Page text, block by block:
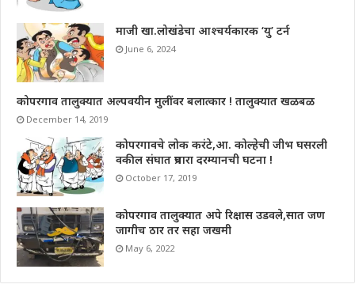
माजी खा.लोखंडेचा आश्चर्यकारक ‘यु’ टर्न
June 6, 2024
कोपरगाव तालुक्यात अल्पवयीन मुलींवर बलात्कार ! तालुक्यात खळबळ
December 14, 2019
कोपरगावचे लोक करंटे,आ. कोल्हेची जीभ घसरली
वकील संघात प्रचारा दरम्यानची घटना !
October 17, 2019
कोपरगाव तालुक्यात अपे रिक्षास उडवले,सात जण
जागीच ठार तर सहा जखमी
May 6, 2022